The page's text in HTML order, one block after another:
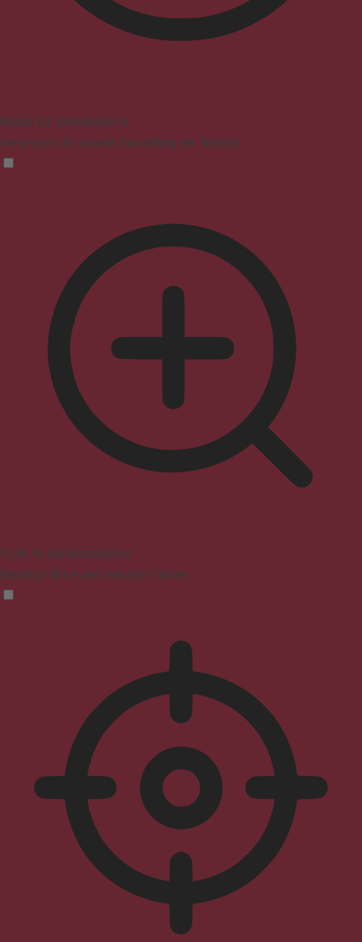
Modus für Sehbehinderte
Verbessert die visuelle Darstellung der Website
Profil für Anfallssicherheit
Beseitigt Blitze und reduziert Farben